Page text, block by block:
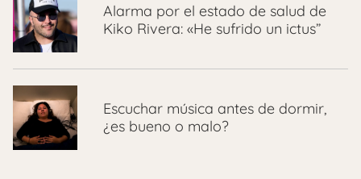
Alarma por el estado de salud de
Kiko Rivera: «He sufrido un ictus”
Escuchar música antes de dormir,
¿es bueno o malo?